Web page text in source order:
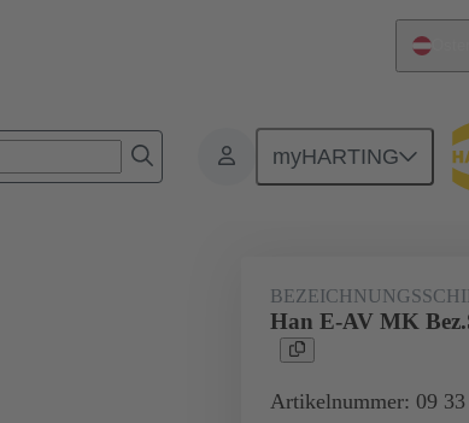
myHARTING
Zubehör Bezeichnungsschilder
Han E-AV MK
Artikelnummer: 09 33